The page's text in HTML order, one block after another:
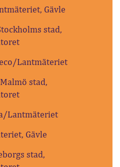
Gävle
stad,
Lantmäteriet
stad,
Lantmäteriet
Gävle
stad,